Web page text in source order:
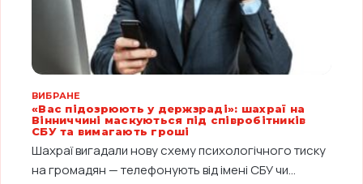
ВИБРАНЕ
«Вас підозрюють у держзраді»: шахраї на
Вінниччині маскуються під співробітників
СБУ та вимагають гроші
Шахраї вигадали нову схему психологічного тиску
на громадян — телефонують від імені СБУ чи...